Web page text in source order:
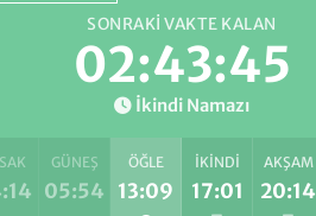
SONRAKI VAKTE KALAN
02:43:44
İkindi Namazı
GÜNEŞ
05:54
ÖĞLE
13:09
İKINDI
17:01
AKŞAM
20:14